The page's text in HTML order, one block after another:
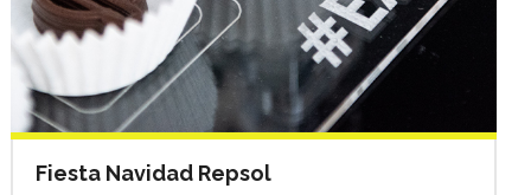
Fiesta Navidad Repsol